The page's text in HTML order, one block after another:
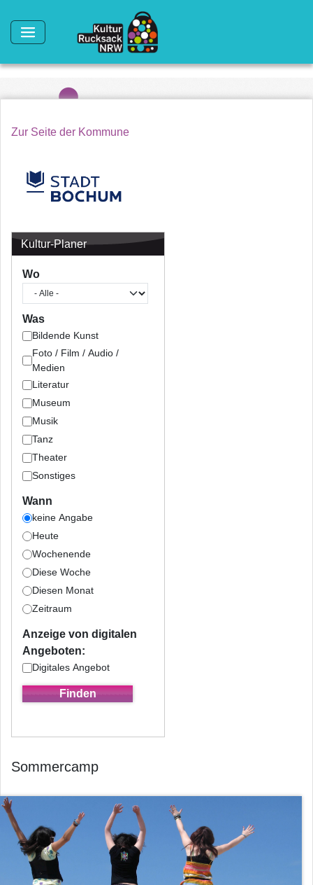
Zur Seite der Kommune
Kultur-Planer
Wo
Was
Bildende Kunst
Foto / Film / Audio /
Medien
Literatur
Museum
Musik
Tanz
Theater
Sonstiges
Wann
keine Angabe
Heute
Wochenende
Diese Woche
Diesen Monat
Zeitraum
Anzeige von digitalen
Angeboten:
Digitales Angebot
Sommercamp